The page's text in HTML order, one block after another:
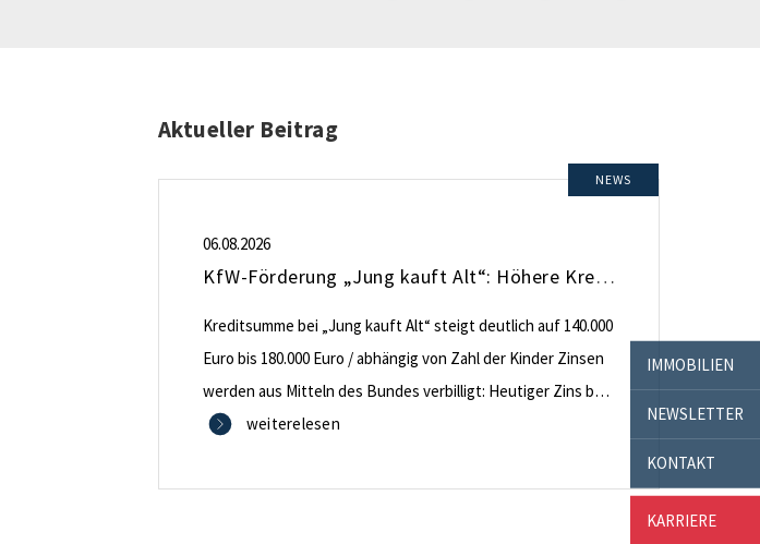
IMMOBILIEN
NEWSLETTER
KONTAKT
KARRIERE
Aktueller Beitrag
NEWS
06.08.2026
KfW-Förderung „Jung kauft Alt“: Höhere Kredite ab August 2026
Kreditsumme bei „Jung kauft Alt“ steigt deutlich auf 140.000
Euro bis 180.000 Euro / abhängig von Zahl der Kinder Zinsen
werden aus Mitteln des Bundes verbilligt: Heutiger Zins bei
0,53 Prozent effektiv bei 35 Jahren Laufzeit und 10 Jahren
energetischer Sanierung binnen 54 Monaten nach
weiterelesen